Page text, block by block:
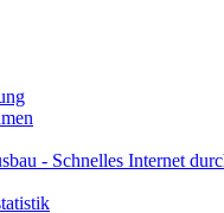
- Schnelles Internet